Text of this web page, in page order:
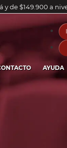
y de $149.900 a
AYUDA